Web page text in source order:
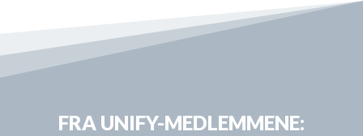
FRA UNIFY-MEDLEMMENE: